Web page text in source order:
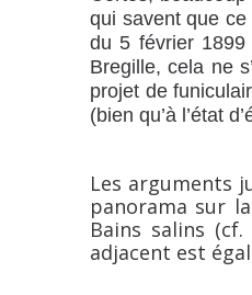
qui savent que
du 5 février 1899
Bregille, cela ne
projet de
(bien qu’à l’état
Les arguments
panorama sur
Bains salins
adjacent est